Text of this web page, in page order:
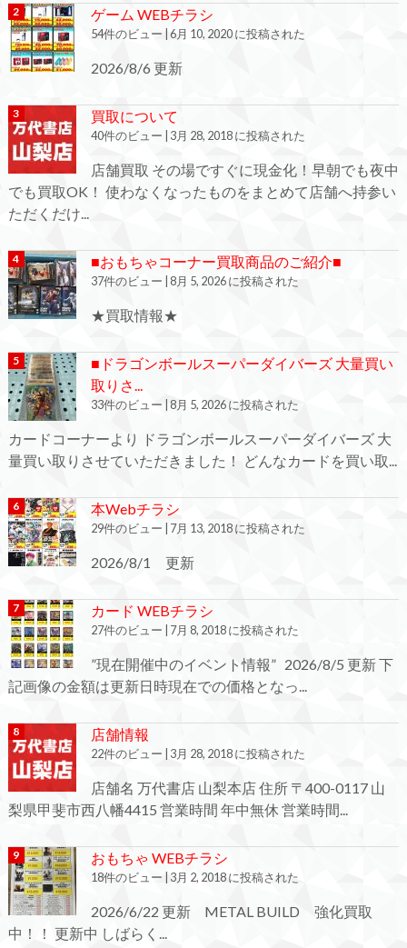
ゲーム WEBチラシ
54件のビュー 6月 10, 2020 に投稿された
2026/8/6 更新
買取について
40件のビュー 3月 28, 2018 に投稿された
店舗買取 その場ですぐに現金化！早朝でも夜中
でも買取OK！ 使わなくなったものをまとめて店舗へ持参い
ただくだけ...
■おもちゃコーナー買取商品のご紹介■
37件のビュー 8月 5, 2026 に投稿された
★買取情報★
■ドラゴンボールスーパーダイバーズ 大量買い
取りさ...
33件のビュー 8月 5, 2026 に投稿された
カードコーナーより ドラゴンボールスーパーダイバーズ 大
量買い取りさせていただきました！ どんなカードを買い取...
本Webチラシ
29件のビュー 7月 13, 2018 に投稿された
2026/8/1 更新
カード WEBチラシ
27件のビュー 7月 8, 2018 に投稿された
”現在開催中のイベント情報” 2026/8/5 更新 下
記画像の金額は更新日時現在での価格となっ...
店舗情報
22件のビュー 3月 28, 2018 に投稿された
店舗名 万代書店 山梨本店 住所 〒400-0117 山
梨県甲斐市西八幡4415 営業時間 年中無休 営業時間...
おもちゃ WEBチラシ
18件のビュー 3月 2, 2018 に投稿された
2026/6/22 更新 METAL BUILD 強化買取
中！！ 更新中 しばらく...